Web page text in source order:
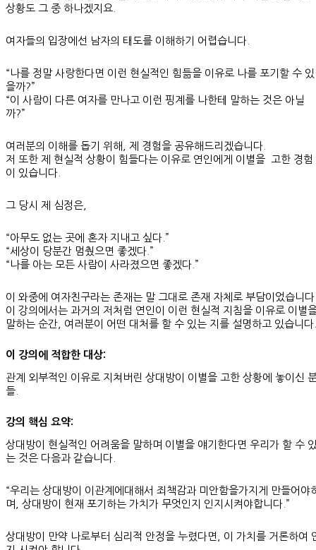
상황도 그 중 하나겠지요.
여자들의 입장에선 남자의 태도를 이해하기 어렵습니다.
“나를 정말 사랑한다면 이런 현실적인 힘듦을 이유로 나를 포기할 수 있
을까?”
“이 사람이 다른 여자를 만나고 이런 핑계를 나한테 말하는 것은 아닐
까?”
여러분의 이해를 돕기 위해, 제 경험을 공유해드리겠습니다.
저 또한 제 현실적 상황이 힘들다는 이유로 연인에게 이별을 고한 경험
이 있습니다.
그 당시 제 심정은,
“아무도 없는 곳에 혼자 지내고 싶다.”
“세상이 당분간 멈췄으면 좋겠다.”
“나를 아는 모든 사람이 사라졌으면 좋겠다.”
이 와중에 여자친구라는 존재는 말 그대로 존재 자체로 부담이었습니
이 강의에서는 과거의 저처럼 연인이 이런 현실적 지침을 이유로 이별
말하는 순간, 여러분이 어떤 대처를 할 수 있는 지를 설명하고 있습니다.
이 강의에 적합한 대상:
관계 외부적인 이유로 지쳐버린 상대방이 이별을 고한 상황에 놓이신
들.
강의 핵심 요약:
상대방이 현실적인 어려움을 말하며 이별을 얘기한다면 우리가 할 수
는 것은 다음과 같습니다.
“우리는 상대방이 이관계에대해서 죄책감과 미안함을가지게 만들어야
며, 상대방이 현재 포기하는 가치가 무엇인지 인지시켜야합니다.”
상대방이 만약 나로부터 심리적 안정을 누렸다면, 이 가치를 거론하여